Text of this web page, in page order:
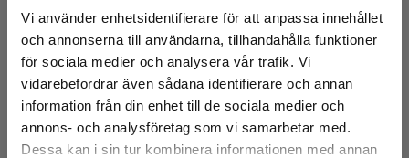
Vi använder enhetsidentifierare för att anpassa innehållet
och annonserna till användarna, tillhandahålla funktioner
för sociala medier och analysera vår trafik. Vi
vidarebefordrar även sådana identifierare och annan
information från din enhet till de sociala medier och
annons- och analysföretag som vi samarbetar med.
Dessa kan i sin tur kombinera informationen med annan
ett stabilt underlag för att säkerställa korrekt
nivellering och undvik störningar i mätningarna.
Aktivera självnivellerande funktion:Om din
krysslaser har en självnivellerande funktion, aktivera
den och låt lasern kalibrera sig själv för optimal
prestanda.
Justera vinklar:För att justera vinklar och linjelägen,
använd eventuella medföljande verktyg eller